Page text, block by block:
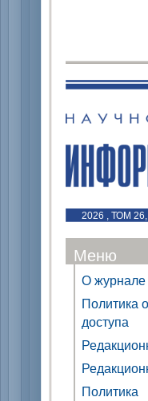
2026 , ТОМ
Меню
О журнале
Политика
доступа
Политика